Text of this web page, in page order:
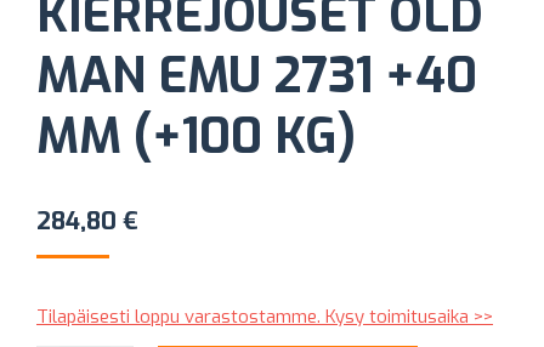
KIERREJOUSET OLD
MAN EMU 2731 +40
MM (+100 KG)
284,80 €
Tilapäisesti loppu varastostamme. Kysy toimitusaika >>